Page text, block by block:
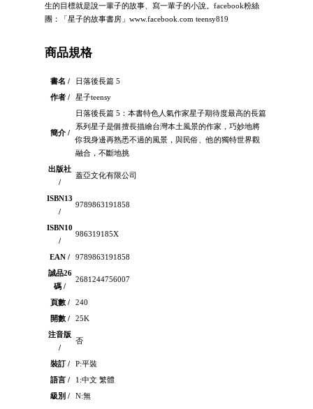
生的目標就是說一輩子的故事、寫一輩子的小說。facebook粉絲
團：「星子的故事書房」www.facebook.com teensy819
商品規格
書名 /
日落後長篇 5
作者 /
星子teensy
簡介 /
日落後長篇 5：本書特色人氣作家星子期待度最高的長篇
系列星子是個擅長描繪台灣本土風景的作家，巧妙地將
你我身邊再熟悉不過的風景，與民俗、他的獨特世界觀
融合，不斷地挑
出版社
/
蓋亞文化有限公司
ISBN13
/
9789863191858
ISBN10
/
986319185X
EAN /
9789863191858
誠品26
碼 /
2681244756007
頁數 /
240
開數 /
25K
注音版
/
否
裝訂 /
P:平裝
語言 /
1:中文 繁體
級別 /
N:無